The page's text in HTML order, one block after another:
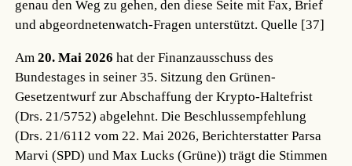
genau den Weg zu gehen, den diese Seite mit Fax, Brief
und abgeordnetenwatch-Fragen unterstützt.Quelle [37]
Am20. Mai 2026 hat der Finanzausschuss des
Bundestages in seiner 35. Sitzung den Grünen-
Gesetzentwurf zur Abschaffung der Krypto-Haltefrist
(Drs. 21/5752) abgelehnt. Die Beschlussempfehlung
(Drs. 21/6112 vom 22. Mai 2026, Berichterstatter Parsa
Marvi (SPD) und Max Lucks (Grüne)) trägt die Stimmen